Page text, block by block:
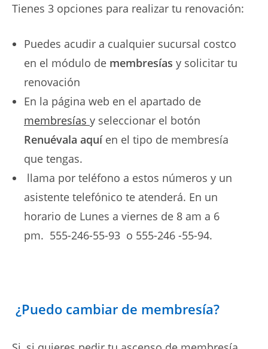
Tienes 3 opciones para realizar tu renovación:
Puedes acudir a cualquier sucursal costco
en el módulo de membresías y solicitar tu
renovación
En la página web en el apartado de
membresías y seleccionar el botón
Renuévala aquí en el tipo de membresía
que tengas.
llama por teléfono a estos números y un
asistente telefónico te atenderá. En un
horario de Lunes a viernes de 8 am a 6
pm. 555-246-55-93 o 555-246 -55-94.
¿Puedo cambiar de membresía?